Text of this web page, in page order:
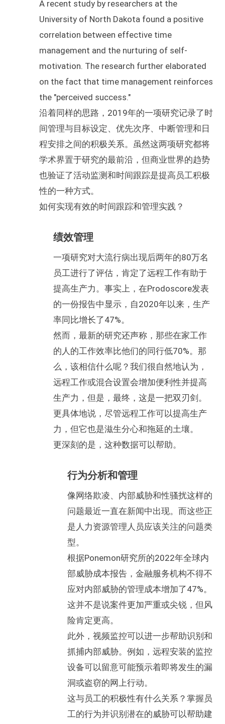
A recent study by researchers at the
University of North Dakota found a positive
correlation between effective time
management and the nurturing of self-
motivation. The research further elaborated
on the fact that time management reinforces
the "perceived success."
沿着同样的思路，2019年的一项研究记录了时
间管理与目标设定、优先次序、中断管理和日
程安排之间的积极关系。虽然这两项研究都将
学术界置于研究的最前沿，但商业世界的趋势
也验证了活动监测和时间跟踪是提高员工积极
性的一种方式。
如何实现有效的时间跟踪和管理实践？
绩效管理
一项研究对大流行病出现后两年的80万名
员工进行了评估，肯定了远程工作有助于
提高生产力。事实上，在Prodoscore发表
的一份报告中显示，自2020年以来，生产
率同比增长了47%。
然而，最新的研究还声称，那些在家工作
的人的工作效率比他们的同行低70%。那
么，该相信什么呢？我们很自然地认为，
远程工作或混合设置会增加便利性并提高
生产力，但是，最终，这是一把双刃剑。
更具体地说，尽管远程工作可以提高生产
力，但它也是滋生分心和拖延的土壤。
更深刻的是，这种数据可以帮助。
行为分析和管理
像网络欺凌、内部威胁和性骚扰这样的
问题最近一直在新闻中出现。而这些正
是人力资源管理人员应该关注的问题类
型。
根据Ponemon研究所的2022年全球内
部威胁成本报告，金融服务机构不得不
应对内部威胁的管理成本增加了47%。
这并不是说案件更加严重或尖锐，但风
险肯定更高。
此外，视频监控可以进一步帮助识别和
抓捕内部威胁。例如，远程安装的监控
设备可以留意可能预示着即将发生的漏
洞或盗窃的网上行动。
这与员工的积极性有什么关系？掌握员
工的行为并识别潜在的威胁可以帮助建